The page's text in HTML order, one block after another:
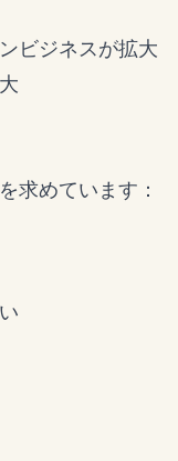
ビジネスが拡大
求めています：